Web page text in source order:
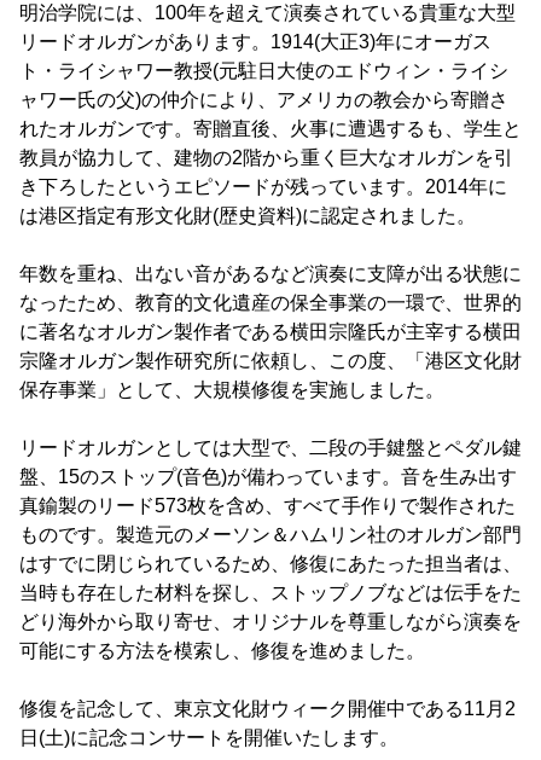
明治学院には、100年を超えて演奏されている貴重な大型
リードオルガンがあります。1914(大正3)年にオーガス
ト・ライシャワー教授(元駐日大使のエドウィン・ライシ
ャワー氏の父)の仲介により、アメリカの教会から寄贈さ
れたオルガンです。寄贈直後、火事に遭遇するも、学生と
教員が協力して、建物の2階から重く巨大なオルガンを引
き下ろしたというエピソードが残っています。2014年に
は港区指定有形文化財(歴史資料)に認定されました。
年数を重ね、出ない音があるなど演奏に支障が出る状態に
なったため、教育的文化遺産の保全事業の一環で、世界的
に著名なオルガン製作者である横田宗隆氏が主宰する横田
宗隆オルガン製作研究所に依頼し、この度、「港区文化財
保存事業」として、大規模修復を実施しました。
リードオルガンとしては大型で、二段の手鍵盤とペダル鍵
盤、15のストップ(音色)が備わっています。音を生み出す
真鍮製のリード573枚を含め、すべて手作りで製作された
ものです。製造元のメーソン＆ハムリン社のオルガン部門
はすでに閉じられているため、修復にあたった担当者は、
当時も存在した材料を探し、ストップノブなどは伝手をた
どり海外から取り寄せ、オリジナルを尊重しながら演奏を
可能にする方法を模索し、修復を進めました。
修復を記念して、東京文化財ウィーク開催中である11月2
日(土)に記念コンサートを開催いたします。